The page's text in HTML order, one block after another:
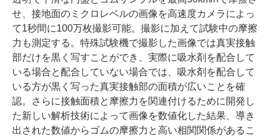
せ、接地面のミクロレベルの画像を高速度カメラによっ
て1秒間に100万枚撮影可能。撮影に加えて試験中の摩擦
力も測定する。特殊試験機で撮影した画像では真実接触
部だけを黒く写すことができ、実際に吸水剤を配合して
いる場合と配合していない場合では、吸水剤を配合して
いる方が黒く写った真実接触部の面積が広いことを確
認。さらに接触面積と摩擦力を関連付けるために開発し
た新しい解析技術によって画像を数値化した結果、導き
出された数値からゴムの摩擦力と高い相関関係があるこ